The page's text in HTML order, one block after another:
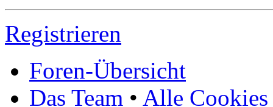
Registrieren
Foren-Übersicht
Das Team • Alle Cookies